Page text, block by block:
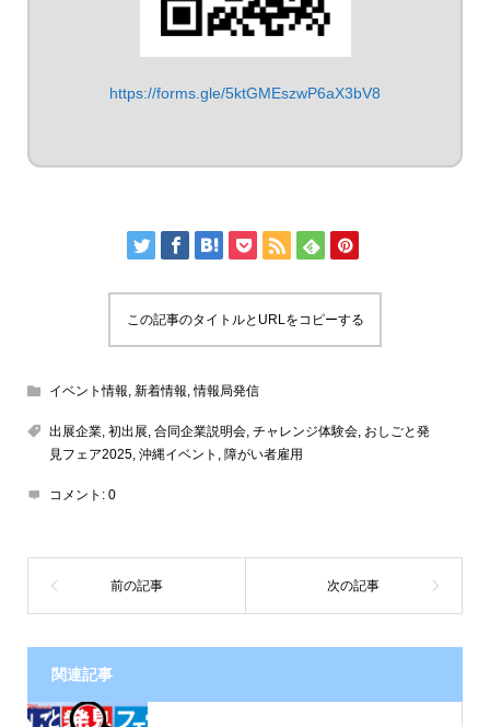
https://forms.gle/5ktGMEszwP6aX3bV8
この記事のタイトルとURLをコピーする
イベント情報 新着情報 ,情報局発信
出展企業, 初出展 合同企業説明会, チャレンジ体験会, おしごと発
見フェア2025, 沖縄イベント 障がい者雇用
コメント: 0
関連記事